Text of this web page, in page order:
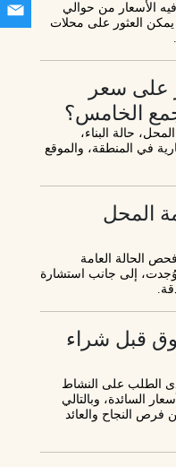
فيه الأسعار من حوالي
العثور على محلات
على سعر
الخامس؟
حالة البناء،
في المنطقة، والموقع
المحل
الحالة العامة
إلى جانب
استشارة
قبل شراء
الطلب على النشاط
السائدة، وبالتالي
فرص النجاح والعائد